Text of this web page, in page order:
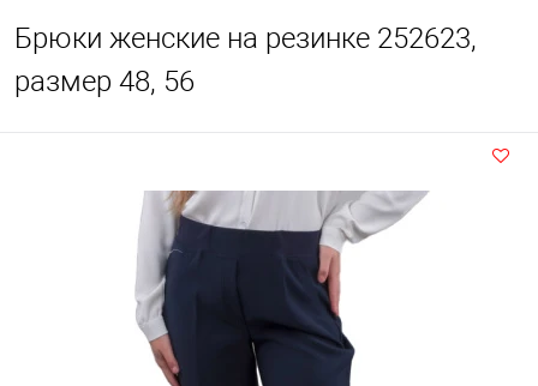
Брюки женские на резинке 252623,
размер 48, 56